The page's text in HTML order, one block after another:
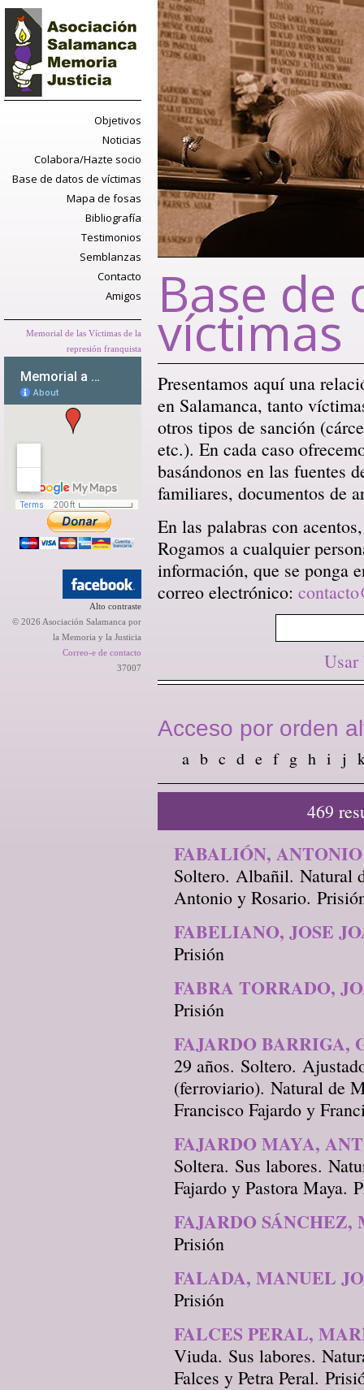
Objetivos
Noticias
Colabora/Hazte socio
Base de datos de víctimas
Mapa de fosas
Bibliografía
Testimonios
Semblanzas
Contacto
Amigos
Memorial de las Víctimas de la
represión franquista
Alto contraste
© 2026 Asociación Salamanca por
la Memoria y la Justicia
Correo-e de contacto
37007
Base de
víctimas
Presentamos aquí una
en Salamanca, tanto
otros tipos de sanción
etc.). En cada caso
basándonos en las fuentes
familiares, documentos de
En las palabras con
Rogamos a cualquier
información, que se ponga
correo electrónico:
Usar
Acceso por orden
a b c d e f g h i j
469
FABALIÓN,
Soltero. Albañil. Natural
Antonio y Rosario.
FABELIANO, JOSE
Prisión
FABRA TORRADO,
Prisión
FAJARDO BARRIGA,
29 años. Soltero.
(ferroviario). Natural de
Francisco Fajardo y
FAJARDO MAYA,
Soltera. Sus labores.
Fajardo y Pastora Maya.
FAJARDO SÁNCHEZ,
Prisión
FALADA, MANUEL
Prisión
FALCES PERAL,
Viuda. Sus labores.
Falces y Petra Peral.